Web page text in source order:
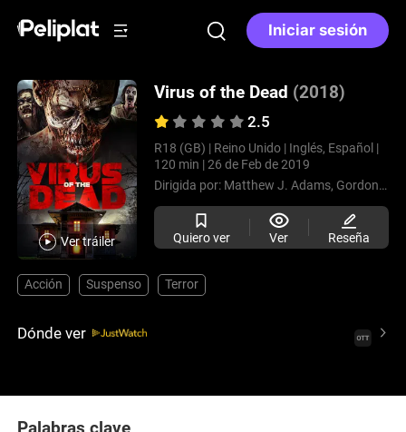
Iniciar sesión
Ver tráiler
Virus of the Dead (2018)
2.5
R18 (GB) | Reino Unido | Inglés, Español |
120 min | 26 de Feb de 2019
Dirigida por: Matthew J. Adams, Gordon Bressack,
Quiero ver Ver Reseña
Acción Suspenso Terror
Dónde ver